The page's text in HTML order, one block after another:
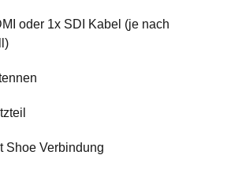
oder 1x SDI Kabel (je nach
Shoe Verbindung